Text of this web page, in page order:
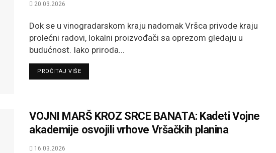
20.03.2026
Dok se u vinogradarskom kraju nadomak Vršca privode kraju
prolećni radovi, lokalni proizvođači sa oprezom gledaju u
budućnost. Iako priroda...
PROČITAJ VIŠEDETAILS
VOJNI MARŠ KROZ SRCE BANATA: Kadeti Vojne
akademije osvojili vrhove Vršačkih planina
16.03.2026